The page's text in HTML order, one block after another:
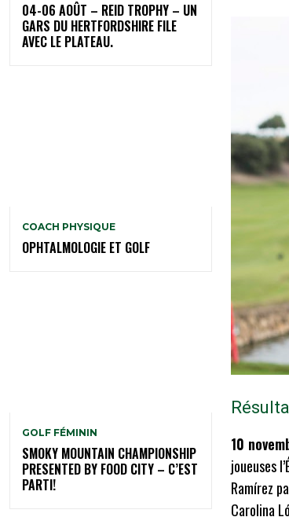
04-06 AOÛT – REID TROPHY – UN
GARS DU HERTFORDSHIRE FILE
AVEC LE PLATEAU.
COACH PHYSIQUE
OPHTALMOLOGIE ET GOLF
GOLF FÉMININ
SMOKY MOUNTAIN CHAMPIONSHIP
PRESENTED BY FOOD CITY – C’EST
PARTI!
10
joueuses
Ramírez
Carolina